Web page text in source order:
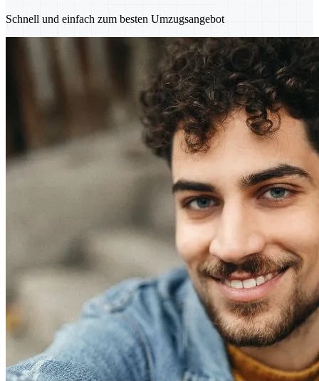
Schnell und einfach zum besten Umzugsangebot